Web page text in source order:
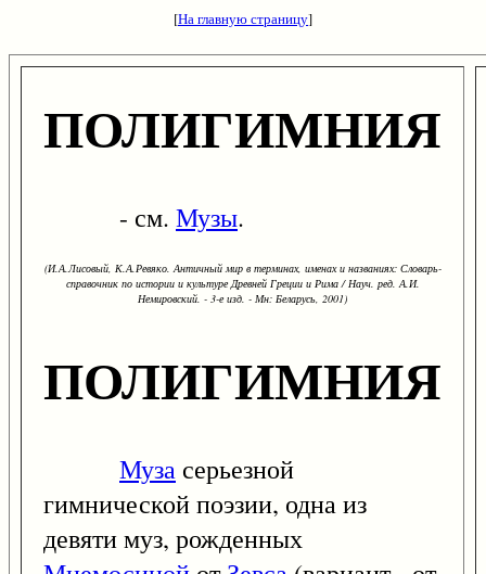
[На главную страницу]
ПОЛИГИМНИЯ
- см. Музы.
(И.А.Лисовый, К.А.Ревяко. Античный мир в терминах, именах и названиях: Словарь-
справочник по истории и культуре Древней Греции и Рима / Науч. ред. А.И.
Немировский. - 3-е изд. - Мн: Беларусь, 2001)
ПОЛИГИМНИЯ
Муза серьезной
гимнической поэзии, одна из
девяти муз, рожденных